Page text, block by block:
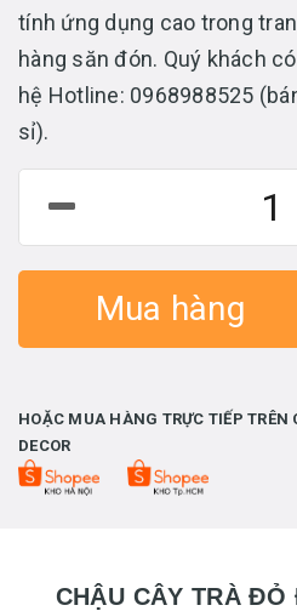
tính ứng dụng cao trong
hàng săn đón. Quý khách
hệ Hotline: 0968988525
sỉ).
Mua hàng
HOẶC MUA HÀNG TRỰC TIẾP
DECOR
CHẬU CÂY TRÀ ĐỎ